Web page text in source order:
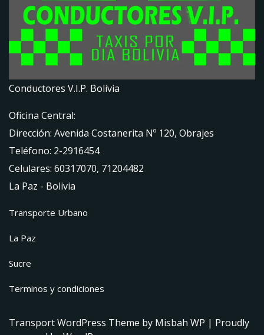
Conductores V.I.P. Bolivia
Oficina Central:
Dirección: Avenida Costanerita Nº 120, Obrajes
Teléfono: 2-2916454
Celulares: 60317070, 71204482
La Paz - Bolivia
Transporte Urbano
La Paz
Sucre
Terminos y condiciones
Transport WordPress Theme by Misbah WP | Proudly